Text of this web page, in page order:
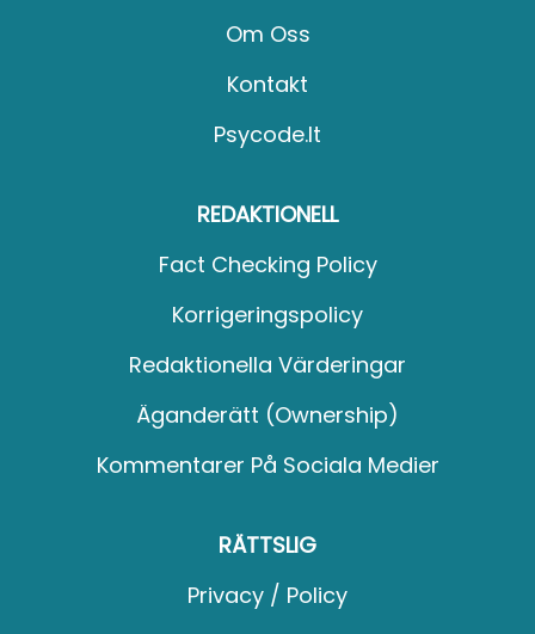
Om Oss
Kontakt
Psycode.it
REDAKTIONELL
Fact Checking Policy
Korrigeringspolicy
Redaktionella Värderingar
Äganderätt (Ownership)
Kommentarer På Sociala Medier
RÄTTSLIG
Privacy / Policy